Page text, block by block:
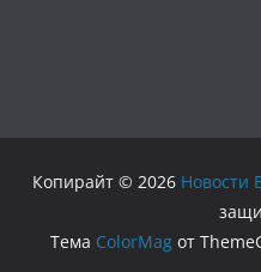
Копирайт © 2026 Новости
Тема ColorMagот